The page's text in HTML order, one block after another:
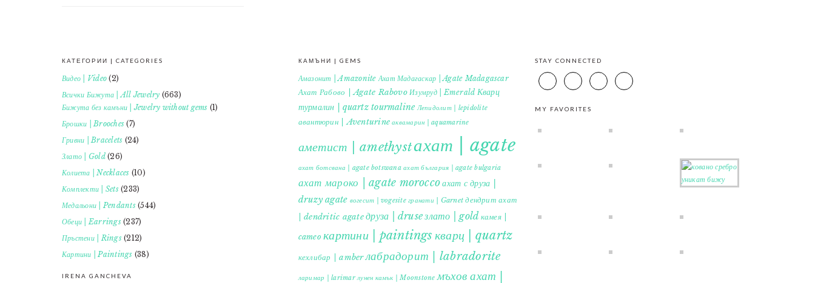
КАТЕГОРИИ | CATEGORIES
Видео | Video (2)
Всички Бижута | All Jewelry (663)
Бижута без камъни | Jewelry without gems (1)
Брошки | Brooches (7)
Гривни | Bracelets (24)
Злато | Gold(26)
Колиета | Necklaces (10)
Комплекти | Sets(233)
Медальони | Pendants(544)
Обеци | Earrings(237)
Пръстени | Rings(212)
Картини | Paintings (38)
IRENA GANCHEVA
КАМЪНИ | GEMS
Амазонит | Amazonite Ахат Мадагаскар | Agate Madagascar
Ахат Рабово | Agate Rabovo Изумруд | Emerald Кварц
турмалин | quartz tourmaline Лепидолит | lepidolite
авантюрин | Aventurine аквамарин | aquamarine
аметист | amethystахат | agate
ахат ботсвана | agate botswana ахат българия | agate bulgaria
ахат мароко | agate moroccoахат с друза |
druzy agate вогесит | vogesite гранати | Garnet дендрит ахат
| dendritic agateдруза | druseзлато | gold камея |
cameo картини | paintings кварц | quartz
кехлибар | amberлабрадорит | labradorite
ларимар | larimar лунен камък | Moonstone мъхов ахат |
STAY CONNECTED
MY FAVORITES